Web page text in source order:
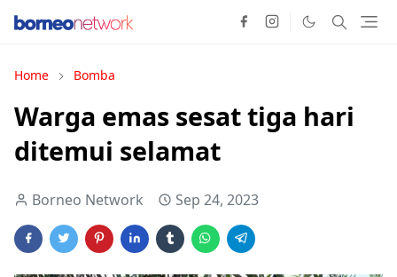
Home Bomba
Warga emas sesat tiga hari
ditemui selamat
Borneo Network Sep 24, 2023